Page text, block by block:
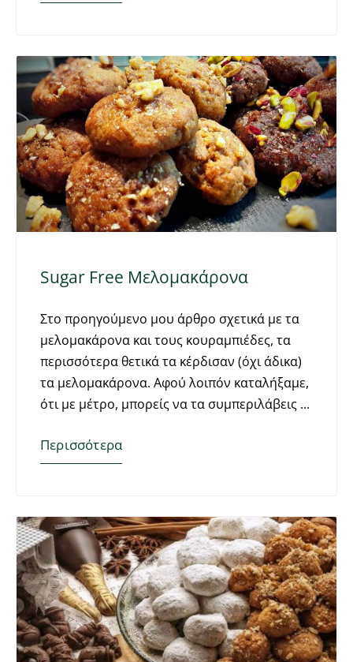
Sugar Free Μελομακάρονα
Στο προηγούμενο μου άρθρο σχετικά με τα
μελομακάρονα και τους κουραμπιέδες, τα
περισσότερα θετικά τα κέρδισαν (όχι άδικα)
τα μελομακάρονα. Αφού λοιπόν καταλήξαμε,
ότι με μέτρο, μπορείς να τα συμπεριλάβεις
Περισσότερα